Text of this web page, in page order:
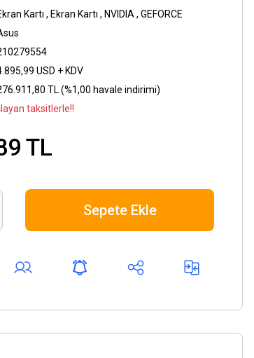
Kartı , Ekran Kartı , NVIDIA , GEFORCE
USD + KDV
TL (%1,00 havale indirimi)
taksitlerle!!
TL
Sepete Ekle